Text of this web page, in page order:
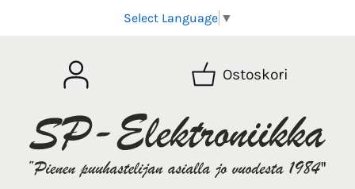
Select Language ▼
Ostoskori